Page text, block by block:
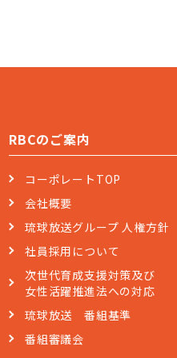
RBCのご案内
コーポレートTOP
会社概要
琉球放送グループ 人権方針
社員採用について
次世代育成支援対策及び
女性活躍推進法への対応
琉球放送 番組基準
番組審議会